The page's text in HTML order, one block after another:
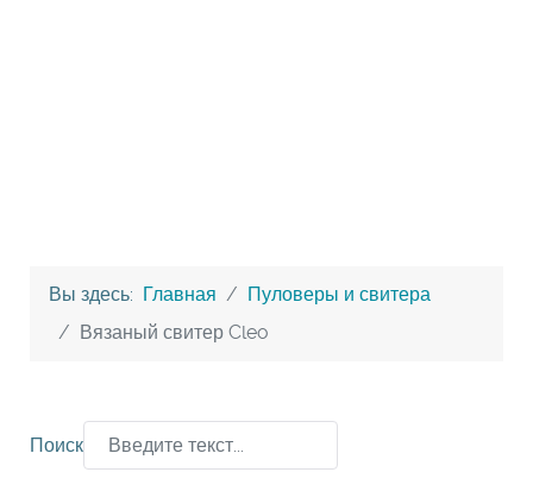
Вы здесь: Главная
Пуловеры и свитера
Вязаный свитер Cleo
Поиск